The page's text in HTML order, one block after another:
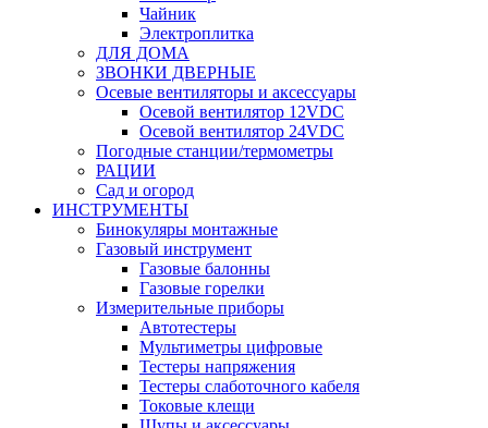
Чайник
Электроплитка
ДЛЯ ДОМА
ЗВОНКИ ДВЕРНЫЕ
Осевые вентиляторы и аксессуары
Осевой вентилятор 12VDC
Осевой вентилятор 24VDC
Погодные станции/термометры
РАЦИИ
Сад и огород
ИНСТРУМЕНТЫ
Бинокуляры монтажные
Газовый инструмент
Газовые балонны
Газовые горелки
Измерительные приборы
Автотестеры
Мультиметры цифровые
Тестеры напряжения
Тестеры слаботочного кабеля
Токовые клещи